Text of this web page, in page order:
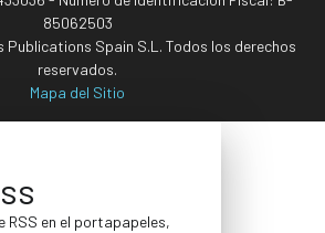
85062503
Publications Spain S.L. Todos los derechos
reservados.
Mapa del Sitio
RSS en el portapapeles,